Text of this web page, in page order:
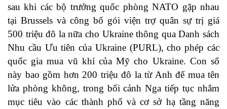
sau khi các bộ trưởng quốc phòng NATO gặp nhau
tại Brussels và công bố gói viện trợ quân sự trị giá
500 triệu đô la nữa cho Ukraine thông qua Danh sách
Nhu cầu Ưu tiên của Ukraine (PURL), cho phép các
quốc gia mua vũ khí của Mỹ cho Ukraine. Con số
này bao gồm hơn 200 triệu đô la từ Anh để mua tên
lửa phòng không, trong bối cảnh Nga tiếp tục nhắm
mục tiêu vào các thành phố và cơ sở hạ tầng năng